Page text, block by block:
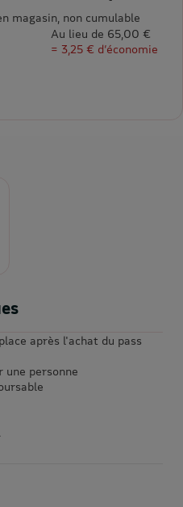
magasin, non cumulable
Au lieu de 65,00 €
= 3,25 € d’économie
Nice City Pass 3 jours Sans
après l'achat du pass
une personne